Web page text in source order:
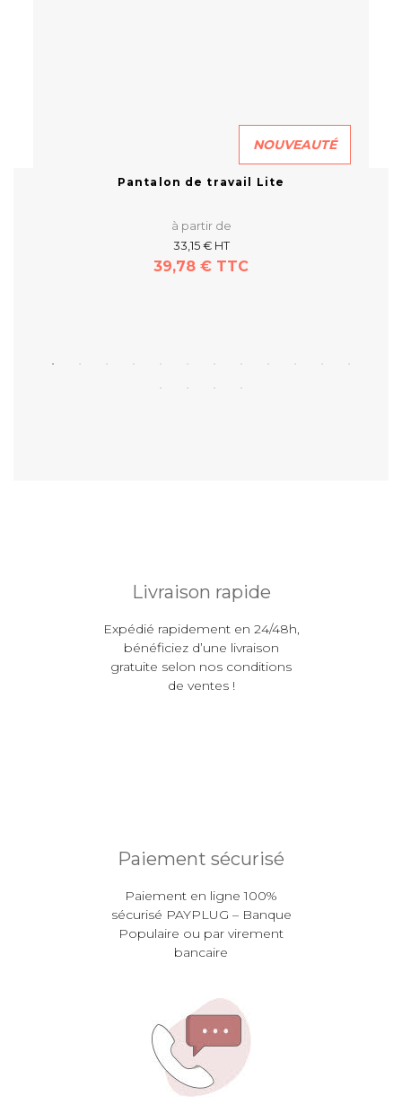
NOUVEAUTÉ
Pantalon de travail Lite
à partir de
33,15 € HT
39,78 € TTC
Livraison rapide
Expédié rapidement en 24/48h,
bénéficiez d’une livraison
gratuite selon nos conditions
de ventes !
Paiement sécurisé
Paiement en ligne 100%
sécurisé PAYPLUG – Banque
Populaire ou par virement
bancaire